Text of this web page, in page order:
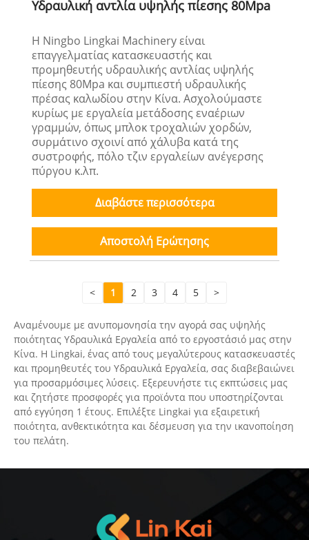
Υδραυλική αντλία υψηλής πίεσης 80Mpa
Η Ningbo Lingkai Machinery είναι
επαγγελματίας κατασκευαστής και
προμηθευτής υδραυλικής αντλίας υψηλής
πίεσης 80Mpa και συμπιεστή υδραυλικής
πρέσας καλωδίου στην Κίνα. Ασχολούμαστε
κυρίως με εργαλεία μετάδοσης εναέριων
γραμμών, όπως μπλοκ τροχαλιών χορδών,
συρμάτινο σχοινί από χάλυβα κατά της
συστροφής, πόλο τζιν εργαλείων ανέγερσης
πύργου κ.λπ.
Διαβάστε περισσότερα
Αποστολή Ερώτησης
< 1 2 3 4 5 >
Αναμένουμε με ανυπομονησία την αγορά σας υψηλής
ποιότητας Υδραυλικά Εργαλεία από το εργοστάσιό μας στην
Κίνα. Η Lingkai, ένας από τους μεγαλύτερους κατασκευαστές
και προμηθευτές του Υδραυλικά Εργαλεία, σας διαβεβαιώνει
για προσαρμόσιμες λύσεις. Εξερευνήστε τις εκπτώσεις μας
και ζητήστε προσφορές για προϊόντα που υποστηρίζονται
από εγγύηση 1 έτους. Επιλέξτε Lingkai για εξαιρετική
ποιότητα, ανθεκτικότητα και δέσμευση για την ικανοποίηση
του πελάτη.